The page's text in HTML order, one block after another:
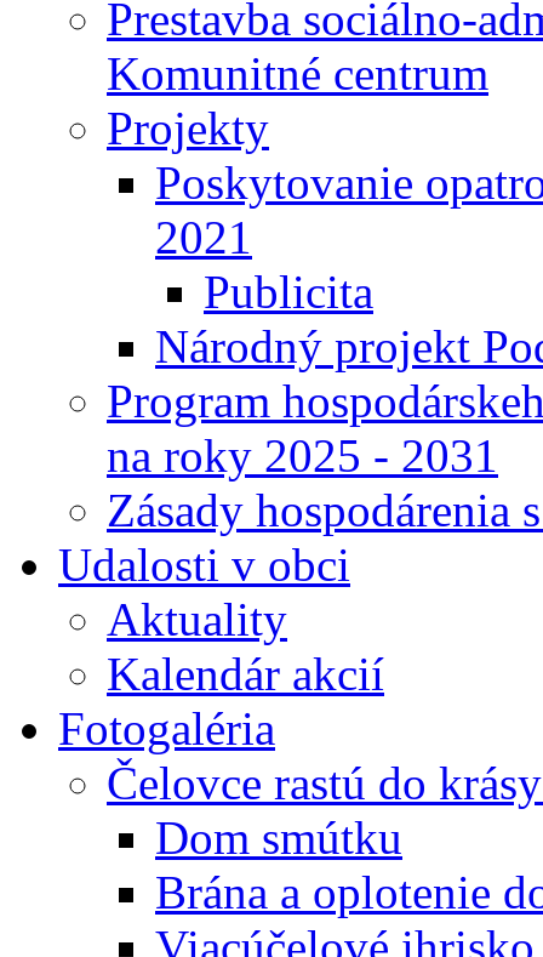
Prestavba sociálno-
Komunitné centrum
Projekty
Poskytovanie
2021
Publicita
Národný projekt
Program
na roky 2025 - 2031
Zásady hospodárenia
Udalosti v obci
Aktuality
Kalendár akcií
Fotogaléria
Čelovce rastú do
Dom smútku
Brána a oplotenie